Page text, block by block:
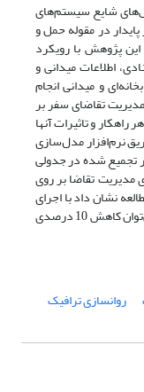
شایع سیستم‌های
در مقوله حمل و
پژوهش با رویکرد
اطلاعات میدانی و
و میدانی انجام
تقاضای سفر بر
و تاثیرات آنها
نرم‌افزار مدل‌سازی
تجمیع شده در جدولی
مدیریت تقاضا بر روی
نشان داد با اجرای
راهکارهای کوتاه و میان‌مدت مدیریت تقاضا می‌توان کاهش 10 درصدی
روانسازی ترافیک